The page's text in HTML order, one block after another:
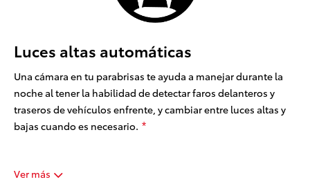
Luces altas automáticas
Una cámara en tu parabrisas te ayuda a manejar durante la
noche al tener la habilidad de detectar faros delanteros y
traseros de vehículos enfrente, y cambiar entre luces altas y
bajas cuando es necesario. *
Ver más